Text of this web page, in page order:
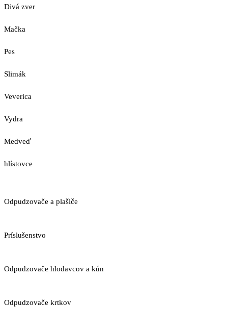
Divá zver
Mačka
Pes
Slimák
Veverica
Vydra
Medveď
hlístovce
Odpudzovače a plašiče
Príslušenstvo
Odpudzovače hlodavcov a kún
Odpudzovače krtkov